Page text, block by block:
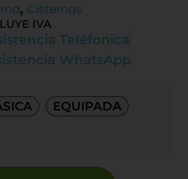
, Cisternas
IVA
Teléfonica
WhatsApp
EQUIPADA